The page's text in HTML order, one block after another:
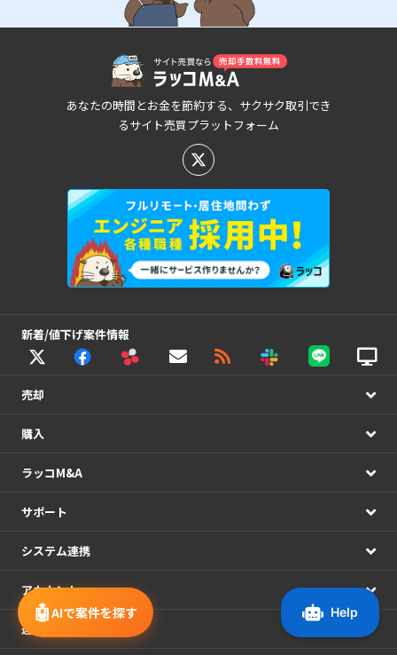
🤖AIで案件を探す
あなたの時間とお金を節約する、サクサク取引でき
るサイト売買プラットフォーム
新着/値下げ案件情報
売却
購入
ラッコM&A
サポート
システム連携
アカウント
運営情報